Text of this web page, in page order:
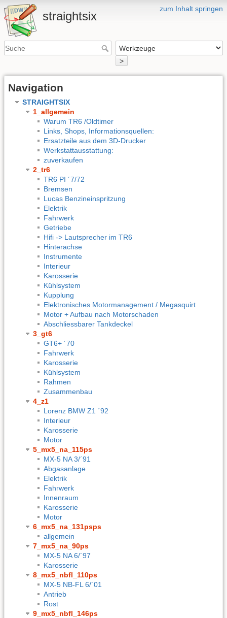
zum Inhalt springen
straightsix
>
Navigation
STRAIGHTSIX
1_allgemein
Warum TR6 /Oldtimer
Links, Shops, Informationsquellen:
Ersatzteile aus dem 3D-Drucker
Werkstattausstattung:
zuverkaufen
2_tr6
TR6 PI ´7/72
Bremsen
Lucas Benzineinspritzung
Elektrik
Fahrwerk
Getriebe
Hifi -> Lautsprecher im TR6
Hinterachse
Instrumente
Interieur
Karosserie
Kühlsystem
Kupplung
Elektronisches Motormanagement / Megasquirt
Motor + Aufbau nach Motorschaden
Abschliessbarer Tankdeckel
3_gt6
GT6+ ´70
Fahrwerk
Karosserie
Kühlsystem
Rahmen
Zusammenbau
4_z1
Lorenz BMW Z1 ´92
Interieur
Karosserie
Motor
5_mx5_na_115ps
MX-5 NA 3/´91
Abgasanlage
Elektrik
Fahrwerk
Innenraum
Karosserie
Motor
6_mx5_na_131psps
allgemein
7_mx5_na_90ps
MX-5 NA 6/´97
Karosserie
8_mx5_nbfl_110ps
MX-5 NB-FL 6/´01
Antrieb
Rost
9_mx5_nbfl_146ps